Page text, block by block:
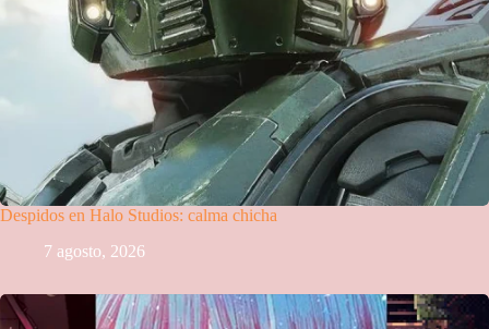
Despidos en Halo Studios: calma chicha
7 agosto, 2026